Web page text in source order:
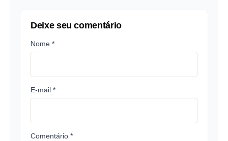
Deixe seu comentário
Nome *
E-mail *
Comentário *